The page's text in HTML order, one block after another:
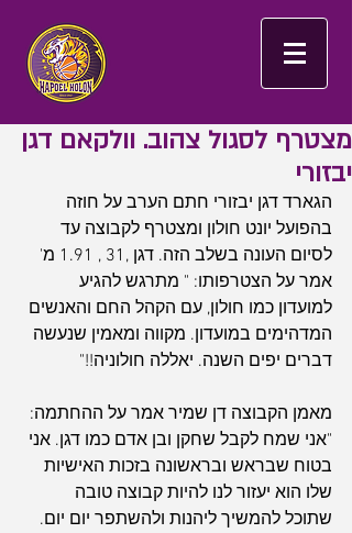
מצטרף לסגול צהוב. וולקאם דגן
יבזורי
הגארד דגן יבזורי חתם הערב על חוזה
בהפועל יונט חולון ומצטרף לקבוצה עד
לסיום העונה בשלב הזה. דגן ,31 , 1.91 מ'
אמר על הצטרפותו: " מתרגש להגיע
למועדון כמו חולון, עם הקהל החם והאנשים
המדהימים במועדון. מקווה ומאמין שנעשה
דברים יפים השנה. יאללה חולוניה!!"
מאמן הקבוצה דן שמיר אמר על ההחתמה:
"אני שמח לקבל שחקן ובן אדם כמו דגן. אני
בטוח שבראש ובראשונה בזכות האישיות
שלו הוא יעזור לנו להיות קבוצה טובה
שתוכל להמשיך ליהנות ולהשתפר יום יום.